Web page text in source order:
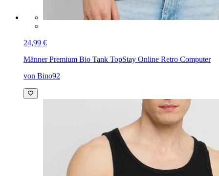
24,99 €
Männer Premium Bio Tank TopStay Online Retro Computer
von Bino92